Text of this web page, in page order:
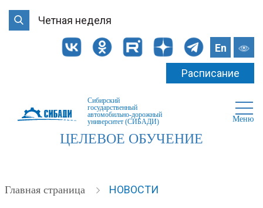
Четная неделя
En
Расписание
Сибирский
государственный
автомобильно-дорожный
университет (СИБАДИ)
Меню
ЦЕЛЕВОЕ ОБУЧЕНИЕ
Главная страница НОВОСТИ